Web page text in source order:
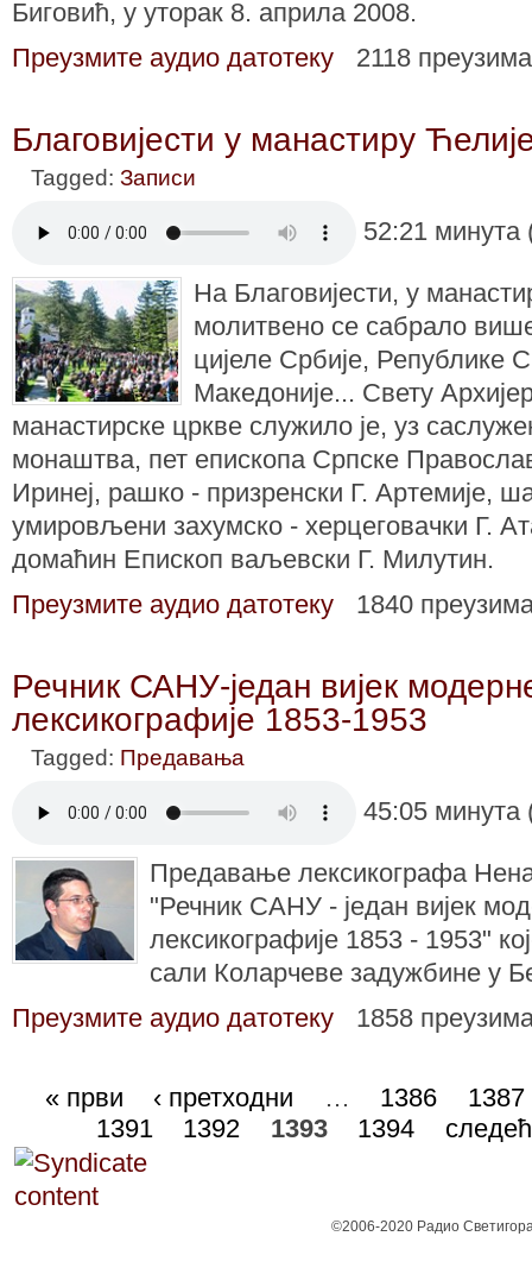
Биговић, у уторак 8. априла 2008.
Преузмите аудио датотеку
2118
Благовијести у манастиру
Tagged: Записи
52:21
На Благовијести, у
молитвено се сабрало
цијеле Србије, Републике
Македоније... Свету
манастирске цркве служило је, уз
монаштва, пет епископа Српске
Иринеј, рашко - призренски Г. Артемије,
умировљени захумско - херцеговачки Г.
домаћин Епископ ваљевски Г. Милутин.
Преузмите аудио датотеку
1840
Речник САНУ-један вијек
лексикографије 1853-1953
Tagged: Предавања
45:05
Предавање лексикографа
"Речник САНУ - један вијек
лексикографије 1853 - 1953"
сали Коларчеве задужбине у
Преузмите аудио датотеку
1858
« први ‹ претходни … 1386
1387
1391
1392 1393 1394
©2006-2020 Радио